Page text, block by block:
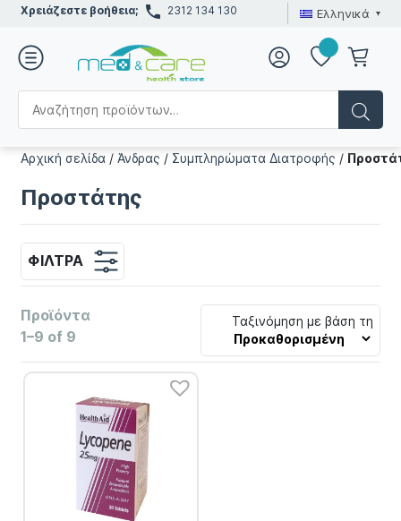
Χρειάζεστε βοήθεια; 2312 134 130 Ελληνικά
Αρχική σελίδα /Άνδρας / Συμπληρώματα Διατροφής /
Προστάτης
ΦΊΛΤΡΑ
Προϊόντα
1–9 of 9
Ταξινόμηση με βάση τη